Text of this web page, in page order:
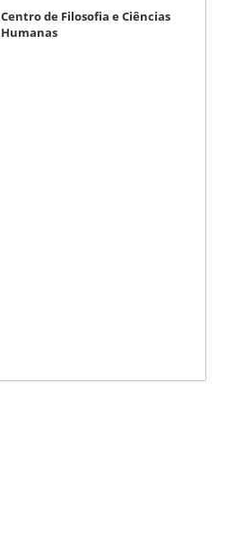
Centro de Filosofia e Ciências
Humanas